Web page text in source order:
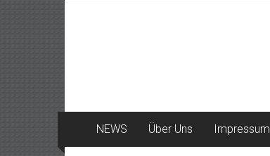
NEWS Über Uns Impressum